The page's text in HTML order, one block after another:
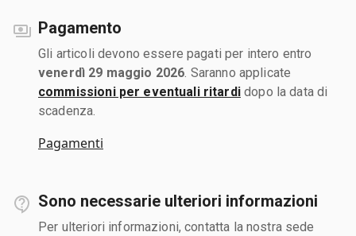
Pagamento
Gli articoli devono essere pagati per intero entro
venerdì 29 maggio 2026 . Saranno applicate
commissioni per eventuali ritardidopo la data di
scadenza.
Pagamenti
Sono necessarie ulteriori informazioni
Per ulteriori informazioni, contatta la nostra sede